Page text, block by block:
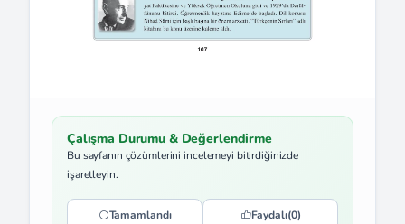
Çalışma Durumu & Değerlendirme
Bu sayfanın çözümlerini incelemeyi bitirdiğinizde
işaretleyin.
Tamamlandı Faydalı(0)